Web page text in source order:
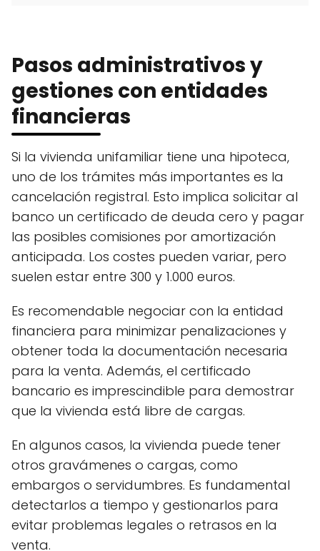
Pasos administrativos y
gestiones con entidades
financieras
Si la vivienda unifamiliar tiene una hipoteca,
uno de los trámites más importantes es la
cancelación registral. Esto implica solicitar al
banco un certificado de deuda cero y pagar
las posibles comisiones por amortización
anticipada. Los costes pueden variar, pero
suelen estar entre 300 y 1.000 euros.
Es recomendable negociar con la entidad
financiera para minimizar penalizaciones y
obtener toda la documentación necesaria
para la venta. Además, el certificado
bancario es imprescindible para demostrar
que la vivienda está libre de cargas.
En algunos casos, la vivienda puede tener
otros gravámenes o cargas, como
embargos o servidumbres. Es fundamental
detectarlos a tiempo y gestionarlos para
evitar problemas legales o retrasos en la
venta.